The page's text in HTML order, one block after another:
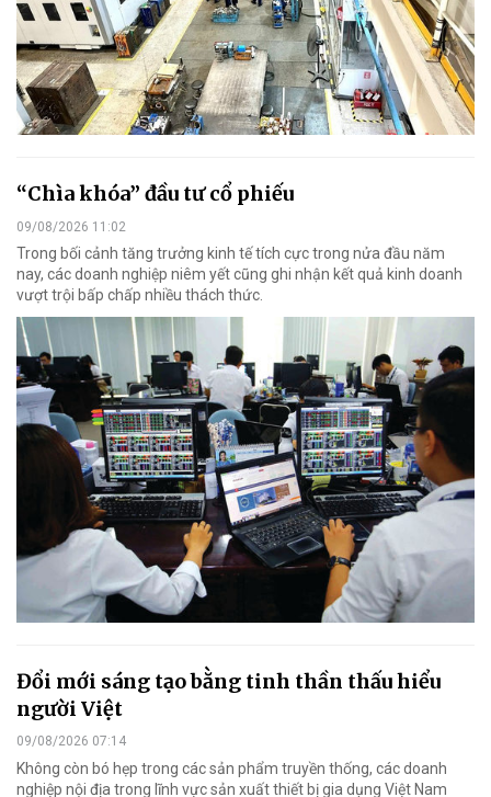
“Chìa khóa” đầu tư cổ phiếu
09/08/2026 11:02
Trong bối cảnh tăng trưởng kinh tế tích cực trong nửa đầu năm
nay, các doanh nghiệp niêm yết cũng ghi nhận kết quả kinh doanh
vượt trội bấp chấp nhiều thách thức.
Đổi mới sáng tạo bằng tinh thần thấu hiểu
người Việt
09/08/2026 07:14
Không còn bó hẹp trong các sản phẩm truyền thống, các doanh
nghiệp nội địa trong lĩnh vực sản xuất thiết bị gia dụng Việt Nam